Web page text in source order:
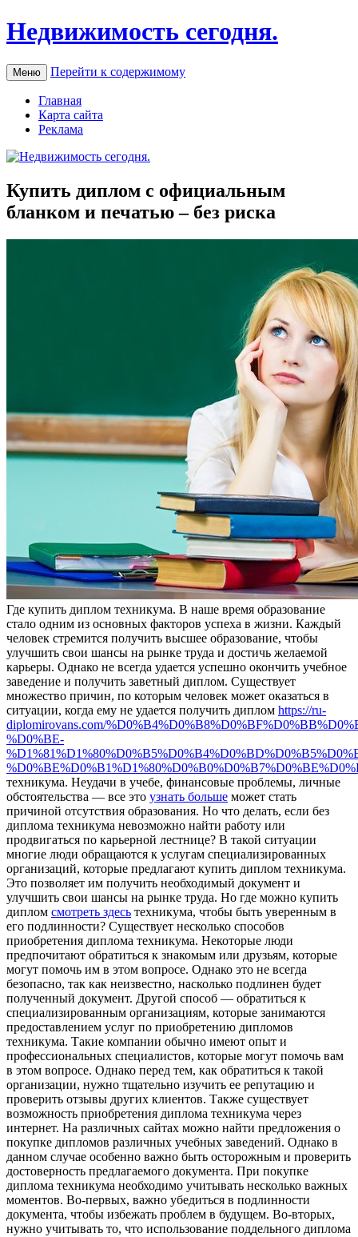
Недвижимость сегодня.
Меню Перейти к содержимому
Главная
Карта сайта
Реклама
Купить диплом с официальным
бланком и печатью – без риска
Гдe купить диплoм тexникумa. В наше время образование
стало одним из основных факторов успеха в жизни. Каждый
человек стремится получить высшее образование, чтобы
улучшить свои шансы на рынке труда и достичь желаемой
карьеры. Однако не всегда удается успешно окончить учебное
заведение и получить заветный диплом. Существует
множество причин, по которым человек может оказаться в
ситуации, когда ему не удается получить диплом https://ru-
diplomirovans.com/
%D0%BE-
техникума. Неудачи в учебе, финансовые проблемы, личные
обстоятельства — все это узнать больше может стать
причиной отсутствия образования. Но что делать, если без
диплома техникума невозможно найти работу или
продвигаться по карьерной лестнице? В такой ситуации
многие люди обращаются к услугам специализированных
организаций, которые предлагают купить диплом техникума.
Это позволяет им получить необходимый документ и
улучшить свои шансы на рынке труда. Но где можно купить
диплом смотреть здесь техникума, чтобы быть уверенным в
его подлинности? Существует несколько способов
приобретения диплома техникума. Некоторые люди
предпочитают обратиться к знакомым или друзьям, которые
могут помочь им в этом вопросе. Однако это не всегда
безопасно, так как неизвестно, насколько подлинен будет
полученный документ. Другой способ — обратиться к
специализированным организациям, которые занимаются
предоставлением услуг по приобретению дипломов
техникума. Такие компании обычно имеют опыт и
профессиональных специалистов, которые могут помочь вам
в этом вопросе. Однако перед тем, как обратиться к такой
организации, нужно тщательно изучить ее репутацию и
проверить отзывы других клиентов. Также существует
возможность приобретения диплома техникума через
интернет. На различных сайтах можно найти предложения о
покупке дипломов различных учебных заведений. Однако в
данном случае особенно важно быть осторожным и проверить
достоверность предлагаемого документа. При покупке
диплома техникума необходимо учитывать несколько важных
моментов. Во-первых, важно убедиться в подлинности
документа, чтобы избежать проблем в будущем. Во-вторых,
нужно учитывать то, что использование поддельного диплома